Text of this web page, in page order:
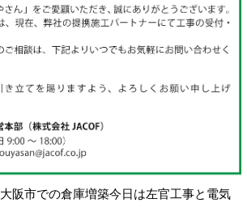
大阪市での倉庫増築今日は左官工事と電気